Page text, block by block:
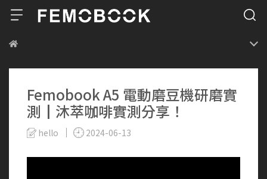
Femobook A5 電動磨豆機研磨實
測┃沐萃咖啡實測分享！
hello 2024-06-13